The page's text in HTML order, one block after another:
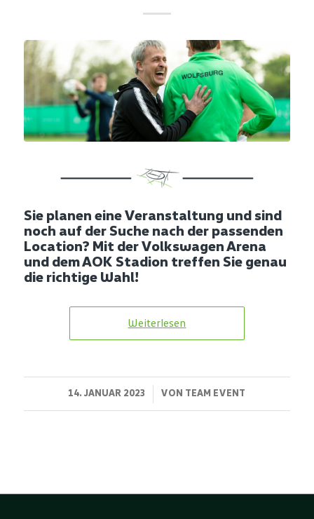
Sie planen eine Veranstaltung und sind
noch auf der Suche nach der passenden
Location? Mit der Volkswagen Arena
und dem AOK Stadion treffen Sie genau
die richtige Wahl!
Weiterlesen
14. JANUAR 2023
/ VON TEAM EVENT